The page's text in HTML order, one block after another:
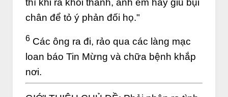
thì khi ra khỏi thành, anh em hãy giũ bụi
chân để tỏ ý phản đối họ."
6 Các ông ra đi, rảo qua các làng mạc
loan báo Tin Mừng và chữa bệnh khắp
nơi.